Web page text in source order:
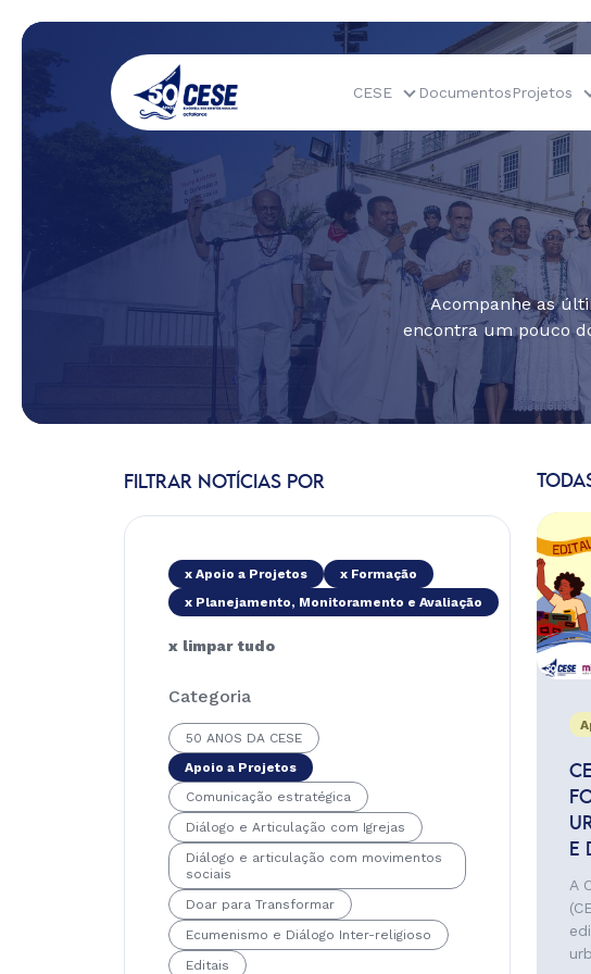
CESE DocumentosProjetos
Acompanhe as
encontra um pouco
FILTRAR NOTÍCIAS POR
x Apoio a Projetos
x Formação
x Planejamento, Monitoramento e Avaliação
x limpar tudo
Categoria
50 ANOS DA CESE
Apoio a Projetos
Comunicação estratégica
Diálogo e Articulação com Igrejas
Diálogo e articulação com movimentos
sociais
Doar para Transformar
Ecumenismo e Diálogo Inter-religioso
Editais
E
A